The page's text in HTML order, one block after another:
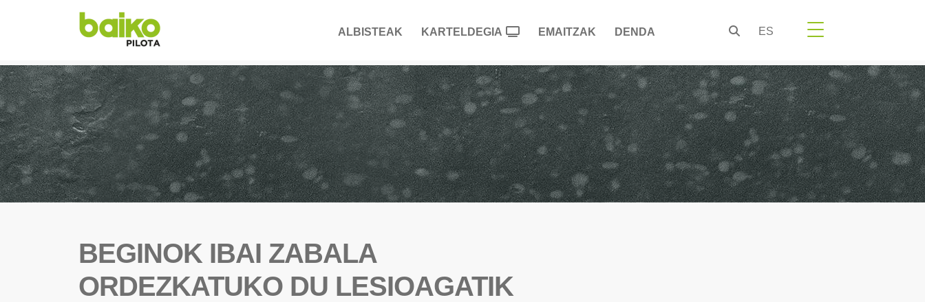
ALBISTEAK KARTELDEGIA EMAITZAK DENDA ES
BEGINOK IBAI ZABALA
ORDEZKATUKO DU LESIOAGATIK